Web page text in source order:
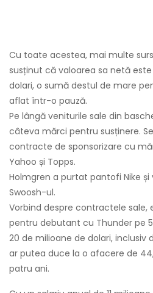
Cu toate acestea, mai multe
susținut că valoarea sa netă
dolari, o sumă destul de mare
aflat într-o pauză.
Pe lângă veniturile sale din
câteva mărci pentru susținere.
contracte de sponsorizare cu
Yahoo și Topps.
Holmgren a purtat pantofi Nike
Swoosh-ul.
Vorbind despre contractele
pentru debutant cu Thunder pe
20 de milioane de dolari, inclusiv
ar putea duce la o afacere de
patru ani.